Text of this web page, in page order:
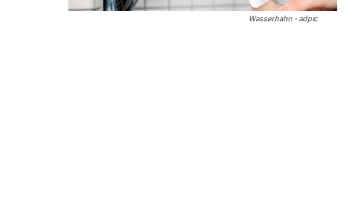
Wasserhahn - adpic